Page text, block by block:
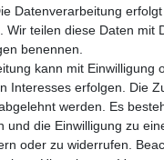
Datenverarbeitung
Wir teilen diese Daten mit
benennen.
kann mit Einwilligung
Interesses erfolgen. Die
werden. Es
und die Einwilligung zu
oder zu widerrufen.